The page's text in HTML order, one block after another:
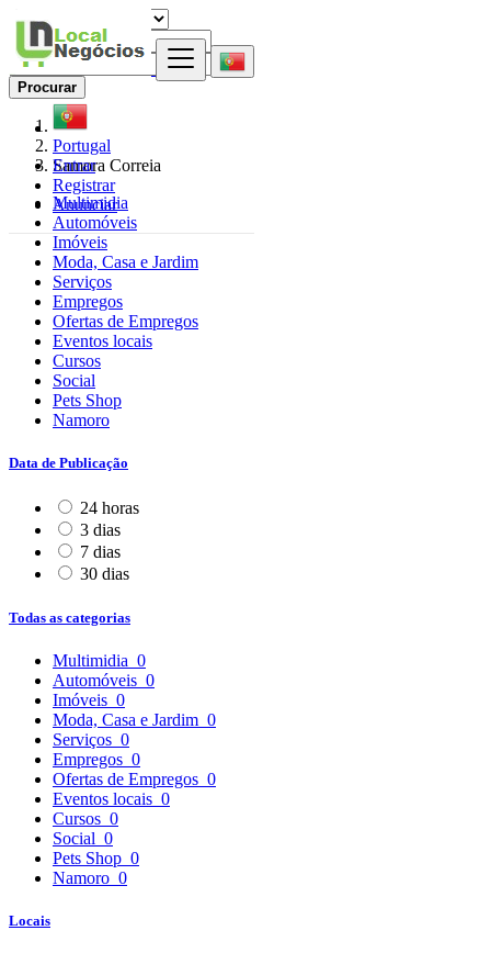
Entrar
Registrar
Anunciar
Procurar
Portugal
Samora Correia
Multimidia
Automóveis
Imóveis
Moda, Casa e Jardim
Serviços
Empregos
Ofertas de Empregos
Eventos locais
Cursos
Social
Pets Shop
Namoro
Data de Publicação
24 horas
3 dias
7 dias
30 dias
Todas as categorias
Multimidia 0
Automóveis 0
Imóveis 0
Moda, Casa e Jardim 0
Serviços 0
Empregos 0
Ofertas de Empregos 0
Eventos locais 0
Cursos 0
Social 0
Pets Shop 0
Namoro 0
Locais